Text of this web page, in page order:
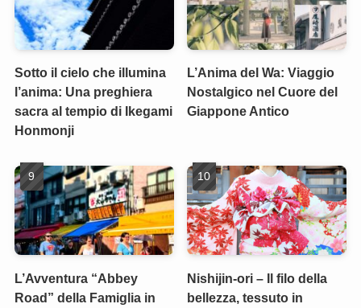
Sotto il cielo che illumina
l’anima: Una preghiera
sacra al tempio di Ikegami
Honmonji
L’Anima del Wa: Viaggio
Nostalgico nel Cuore del
Giappone Antico
L’Avventura “Abbey
Road” della Famiglia in
Nishijin-ori – Il filo della
bellezza, tessuto in